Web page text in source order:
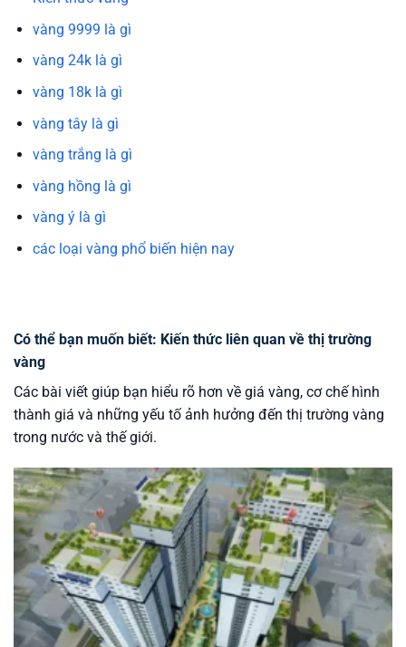
vàng 9999 là gì
vàng 24k là gì
vàng 18k là gì
vàng tây là gì
vàng trắng là gì
vàng hồng là gì
vàng ý là gì
các loại vàng phổ biến hiện nay
Có thể bạn muốn biết: Kiến thức liên quan về thị trường
vàng
Các bài viết giúp bạn hiểu rõ hơn về giá vàng, cơ chế hình
thành giá và những yếu tố ảnh hưởng đến thị trường vàng
trong nước và thế giới.